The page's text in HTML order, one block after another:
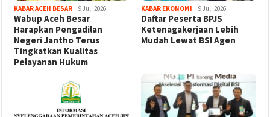
KABAR ACEH BESAR 9 Juli 2026
Wabup Aceh Besar
Harapkan Pengadilan
Negeri Jantho Terus
Tingkatkan Kualitas
Pelayanan Hukum
KABAR EKONOMI 9 Juli 2026
Daftar Peserta BPJS
Ketenagakerjaan Lebih
Mudah Lewat BSI Agen